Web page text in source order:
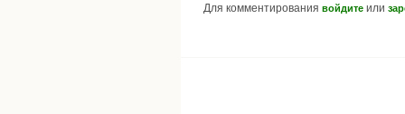
Для комментирования войдите или